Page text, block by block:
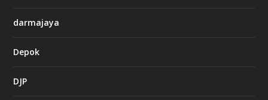
darmajaya
Depok
DJP